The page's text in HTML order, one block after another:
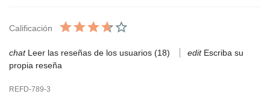
Calificación
Leer las reseñas de los usuarios (18)
Escriba su
propia reseña
REFD-789-3